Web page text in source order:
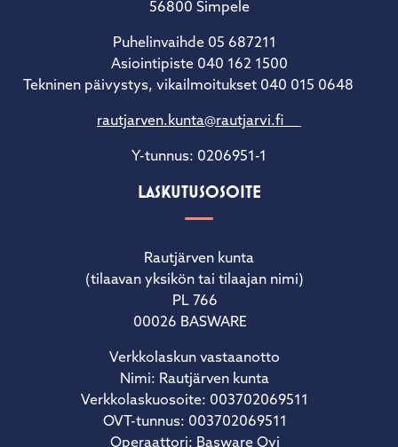
56800 Simpele
Puhelinvaihde 05 687211
Asiointipiste 040 162 1500
Tekninen päivystys, vikailmoitukset 040 015 0648
rautjarven.kunta@rautjarvi.fi
Y-tunnus: 0206951-1
LASKUTUSOSOITE
Rautjärven kunta
(tilaavan yksikön tai tilaajan nimi)
PL 766
00026 BASWARE
Verkkolaskun vastaanotto
Nimi: Rautjärven kunta
Verkkolaskuosoite: 003702069511
OVT-tunnus: 003702069511
Operaattori: Basware Oyj